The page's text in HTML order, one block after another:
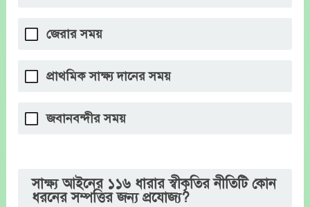
জেরার সময়
প্রাথমিক সাক্ষ্য দানের সময়
জবানবন্দীর সময়
সাক্ষ্য আইনের ১১৬ ধারার স্বীকৃতির নীতিটি কোন
ধরনের সম্পত্তির জন্য প্রযোজ্য?